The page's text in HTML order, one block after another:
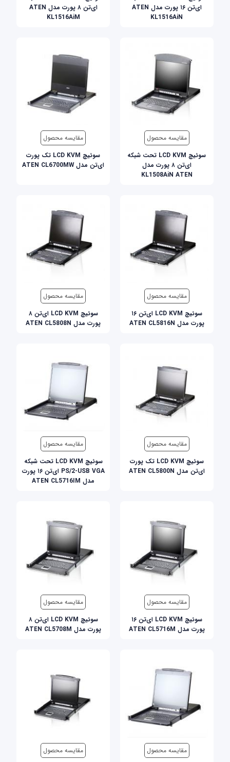
ای‌تن ۱۶ پورت مدل ATEN
KL1516AiN
ای‌تن ۸ پورت مدل ATEN
KL1516AiM
مقایسه محصول
سوئيچ LCD KVM تحت شبکه
ای‌تن ۸ پورت مدل
KL1508AiN ATEN
مقایسه محصول
سوئيچ LCD KVM تک پورت
ای‌تن مدل ATEN CL6700MW
مقایسه محصول
سوئيچ LCD KVM ای‌تن ۱۶
پورت مدل ATEN CL5816N
مقایسه محصول
سوئيچ LCD KVM ای‌تن ۸
پورت مدل ATEN CL5808N
مقایسه محصول
سوئيچ LCD KVM تک پورت
ای‌تن مدل ATEN CL5800N
مقایسه محصول
سوئيچ LCD KVM تحت شبکه
PS/2-USB VGA ای‌تن ۱۶ پورت
مدل ATEN CL5716IM
مقایسه محصول
سوئيچ LCD KVM ای‌تن ۱۶
پورت مدل ATEN CL5716M
مقایسه محصول
سوئيچ LCD KVM ای‌تن ۸
پورت مدل ATEN CL5708M
مقایسه محصول
مقایسه محصول